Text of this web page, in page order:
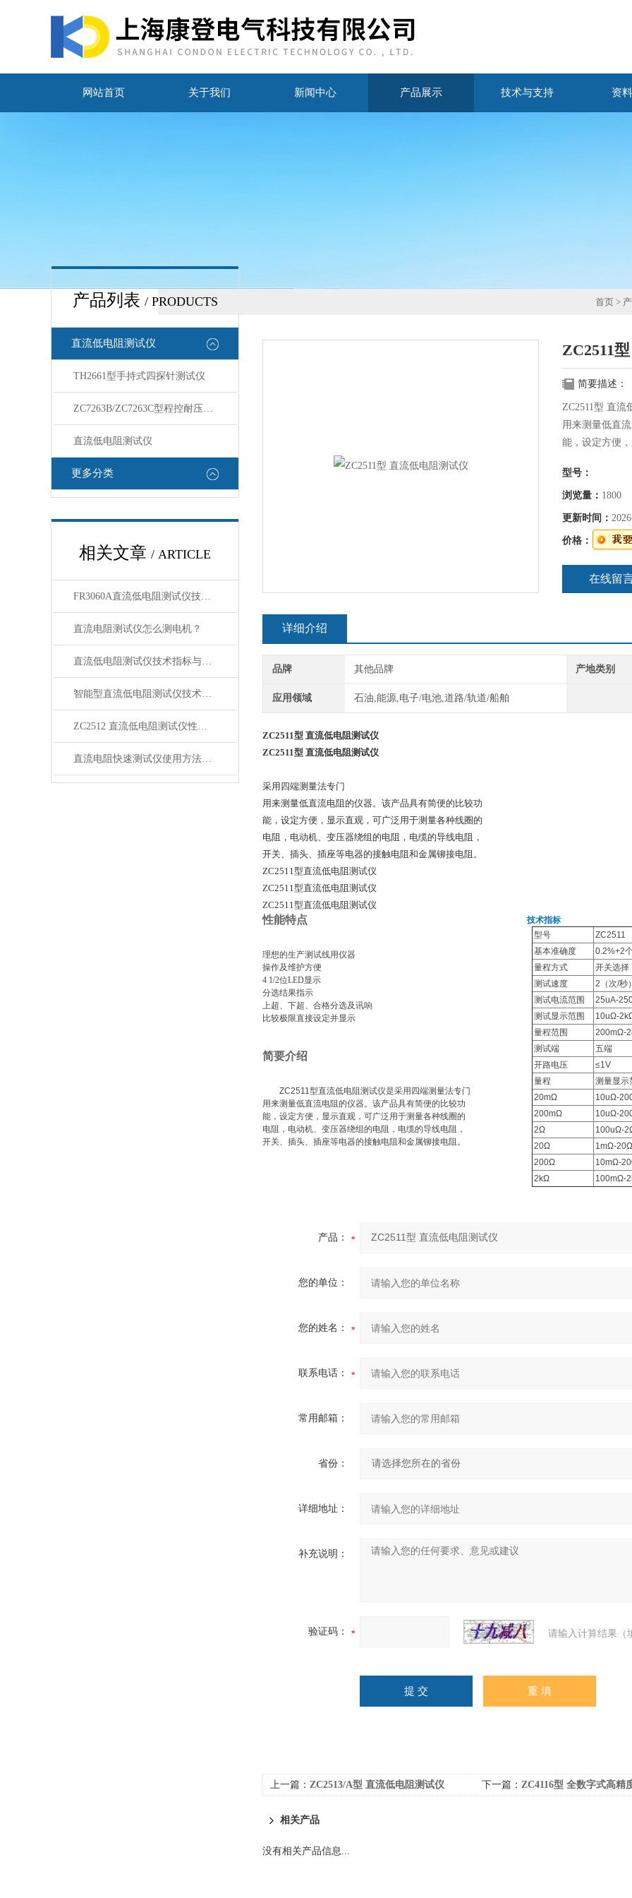
网站首页 关于我们 新闻中心 产品展示 技术与支持 资
产品列表 / PRODUCTS
直流低电阻测试仪
TH2661型手持式四探针测试仪
ZC7263B/ZC7263C型程控耐压测试仪
直流低电阻测试仪
更多分类
相关文章 / ARTICLE
FR3060A直流低电阻测试仪技术参数
直流电阻测试仪怎么测电机？
直流低电阻测试仪技术指标与性能特点
智能型直流低电阻测试仪技术指标与性能特点
ZC2512 直流低电阻测试仪性能特点技术指标
直流电阻快速测试仪使用方法故障现象及排除
首页 >
ZC2511
简要描述：
ZC2511型 直流
用来测量低直
能，设定方便
开关、插头、
型号：
浏览量： 1800
更新时间：
价格：
在线留
详细介绍
品牌 其他品牌 产地类别
应用领域 石油,能源,电子/电池,道路/轨道/船舶
ZC2511型 直流低电阻测试仪
ZC2511型 直流低电阻测试仪
采用四端测量法专门
用来测量低直流电阻的仪器。该产品具有简便的比较功
能，设定方便，显示直观，可广泛用于测量各种线圈的
电阻，电动机、变压器绕组的电阻，电缆的导线电阻，
开关、插头、插座等电器的接触电阻和金属铆接电阻。
ZC2511型直流低电阻测试仪
ZC2511型直流低电阻测试仪
ZC2511型直流低电阻测试仪
性能特点 技术指标
理想的生产测试线用仪器
操作及维护方便
4 1/2位LED显示
分选结果指示
上超、下超、合格分选及讯响
比较极限直接设定并显示
型号
ZC2511
基本准确度
0.2%+2
量程方式
开关选择
测试速度
2（次/秒
测试电流范围
25uA-
测试显示范围
10uΩ-
量程范围
200mΩ-
测试端
五端
开路电压
≤1V
量程
测量显示
20mΩ
10uΩ-
200mΩ
10uΩ-
2Ω
100uΩ-
20Ω
1mΩ-20Ω
200Ω
10mΩ-
2kΩ
100mΩ-
简要介绍
ZC2511型直流低电阻测试仪是采用四端测量法专门
用来测量低直流电阻的仪器。该产品具有简便的比较功
能，设定方便，显示直观，可广泛用于测量各种线圈的
电阻，电动机、变压器绕组的电阻，电缆的导线电阻，
开关、插头、插座等电器的接触电阻和金属铆接电阻。
产品：
您的单位：
您的姓名：
联系电话：
常用邮箱：
省份：
详细地址：
补充说明：
验证码： 请输入计算结果（
上一篇： ZC2513/A型 直流低电阻测试仪 下一篇： ZC4116型 全数字式高精度失
相关产品
没有相关产品信息...